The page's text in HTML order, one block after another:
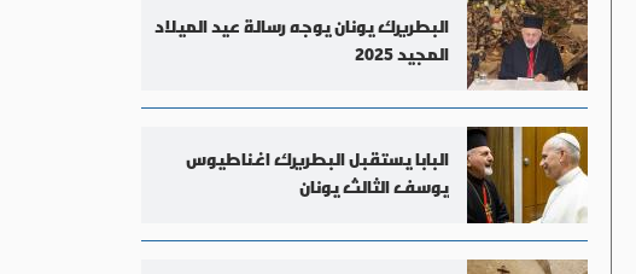
البطريرك يونان يوجه رسالة عيد الميلاد
المجيد 2025
البابا يستقبل البطريرك اغناطيوس
يوسف الثالث يونان